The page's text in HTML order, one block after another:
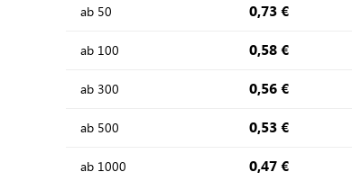
ab 50 0,73 €
ab 100 0,58 €
ab 300 0,56 €
ab 500 0,53 €
ab 1000 0,47 €